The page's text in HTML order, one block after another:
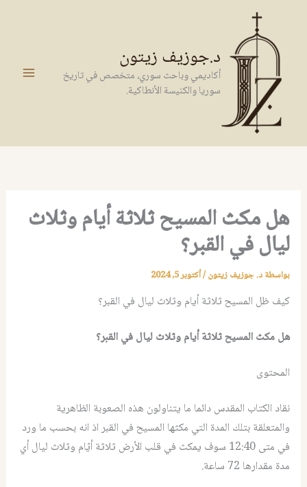
المحتوى
د.جوزيف زيتون
أكاديمي وباحث سوري، متخصص في تاريخ
سوريا والكنيسة الأنطاكية.
هل مكث المسيح ثلاثة أيام وثلاث
ليال في القبر؟
بواسطةد. جوزيف زيتون/أكتوبر 5, 2024
كيف ظل المسيح ثلاثة أيام وثلاث ليال في القبر؟
هل مكث المسيح ثلاثة أيام وثلاث ليال في القبر؟
المحتوى
نقاد الكتاب المقدس دائما ما يتناولون هذه الصعوبة الظاهرية
والمتعلقة بتلك المدة التي مكثها المسيح في القبر اذ انه بحسب ما ورد
في متى 12:40 سوف يمكث في قلب الأرض ثلاثة أيّام وثلاث ليال أي
مدة مقدارها 72 ساعة.